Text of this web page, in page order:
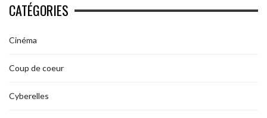
CATÉGORIES
Cinéma
Coup de coeur
Cyberelles